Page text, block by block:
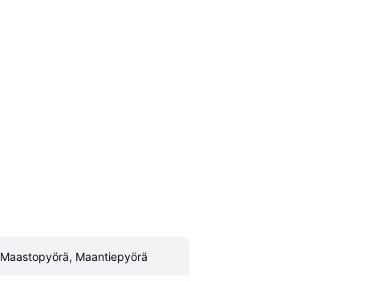
Maastopyörä, Maantiepyörä